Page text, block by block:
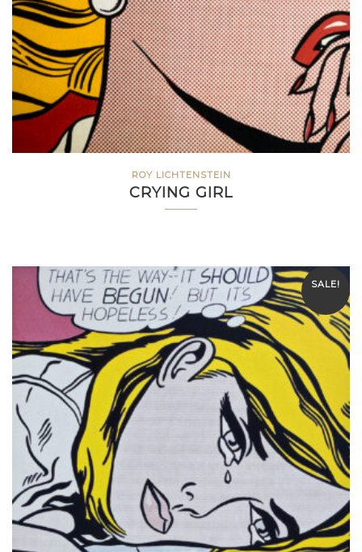
ROY LICHTENSTEIN
CRYING GIRL
SALE!